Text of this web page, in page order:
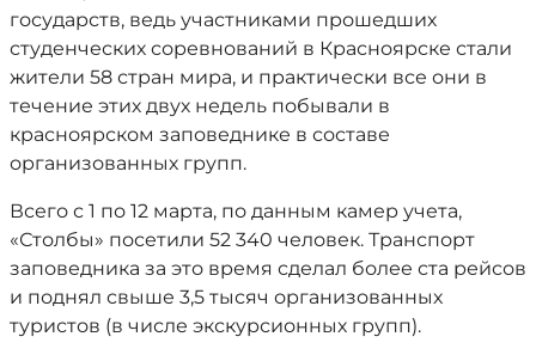
государств, ведь участниками прошедших
студенческих соревнований в Красноярске стали
жители 58 стран мира, и практически все они в
течение этих двух недель побывали в
красноярском заповеднике в составе
организованных групп.
Всего с 1 по 12 марта, по данным камер учета,
«Столбы» посетили 52 340 человек. Транспорт
заповедника за это время сделал более ста рейсов
и поднял свыше 3,5 тысяч организованных
туристов (в числе экскурсионных групп).